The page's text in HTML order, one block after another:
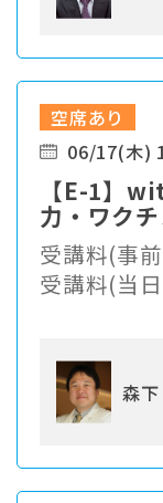
空席あり
06/17(木)
【E-1】
力・ワク
受講料(事
受講料(当
森